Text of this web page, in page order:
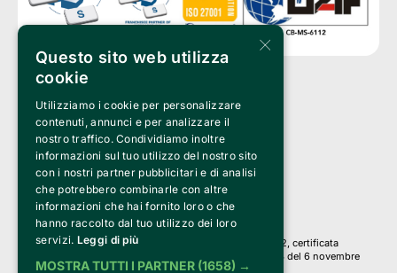
Clappit è un marchio di proprietà di:
Bemils Srl
a Socio Unico
Via Fosse Ardeatine, 4 -20092 Cinisello Balsamo (MI)
PI 05589050961
Iscr. C.C.I.A.A. Milano R.E.A. 1833471
© 2010-2025 Bemils Srl - Tutti i diritti riservati
Credits:
Clappit è basato sulla piattaforma di biglietteria Belive 6.2, certificata
dall’Agenzia delle Entrate con protocollo n. 2025/445474 del 6 novembre
2025.
×
Questo sito web utilizza
cookie
Utilizziamo i cookie per personalizzare
contenuti, annunci e per analizzare il
nostro traffico. Condividiamo inoltre
informazioni sul tuo utilizzo del nostro sito
con i nostri partner pubblicitari e di analisi
che potrebbero combinarle con altre
informazioni che hai fornito loro o che
hanno raccolto dal tuo utilizzo dei loro
servizi. Leggi di più
MOSTRA TUTTI I PARTNER (1658) →